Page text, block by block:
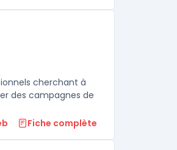
cherchant à
des campagnes de
Fiche complète